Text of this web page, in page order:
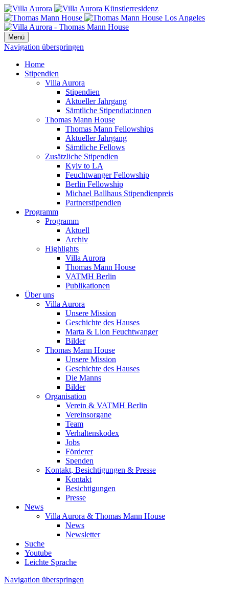
Menü
Navigation überspringen
Home
Stipendien
Villa Aurora
Stipendien
Aktueller Jahrgang
Sämtliche Stipendiat:innen
Thomas Mann House
Thomas Mann Fellowships
Aktueller Jahrgang
Sämtliche Fellows
Zusätzliche Stipendien
Kyiv to LA
Feuchtwanger Fellowship
Berlin Fellowship
Michael Ballhaus Stipendienpreis
Partnerstipendien
Programm
Programm
Aktuell
Archiv
Highlights
Villa Aurora
Thomas Mann House
VATMH Berlin
Publikationen
Über uns
Villa Aurora
Unsere Mission
Geschichte des Hauses
Marta & Lion Feuchtwanger
Bilder
Thomas Mann House
Unsere Mission
Geschichte des Hauses
Die Manns
Bilder
Organisation
Verein & VATMH Berlin
Vereinsorgane
Team
Verhaltenskodex
Jobs
Förderer
Spenden
Kontakt, Besichtigungen & Presse
Kontakt
Besichtigungen
Presse
News
Villa Aurora & Thomas Mann House
News
Newsletter
Suche
Youtube
Leichte Sprache
Navigation überspringen